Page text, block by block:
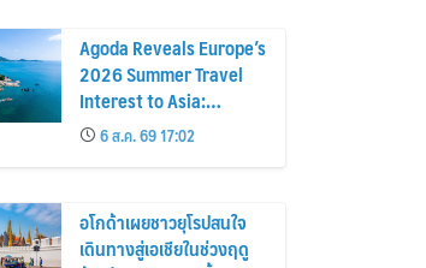
Agoda Reveals Europe’s
2026 Summer Travel
Interest to Asia:
Bangkok, Koh Samui,
and Pattaya Among the
Top Cities
6 ส.ค. 69 17:02
อโกด้าเผยชาวยุโรปสนใจ
เดินทางสู่เอเชียในช่วงฤดู